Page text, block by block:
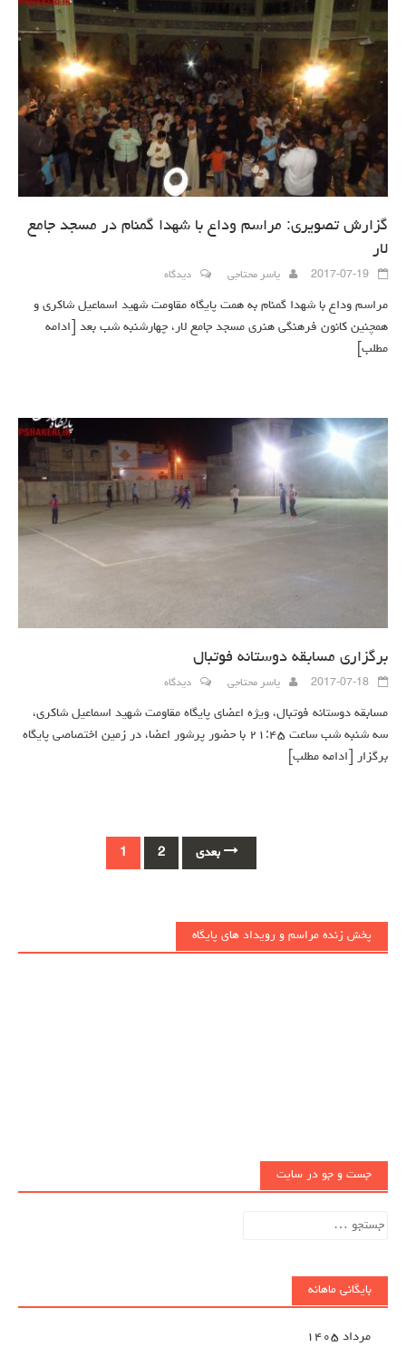
گزارش تصویری: مراسم وداع با شهدا گمنام در مسجد جامع
لار
2017-07-19 یاسر محتاجی دیدگاه
مراسم وداع با شهدا گمنام به همت پایگاه مقاومت شهید اسماعیل شاکری و
همچنین کانون فرهنگی هنری مسجد جامع لار، چهارشنبه شب بعد
[ادامه
مطلب]
برگزاری مسابقه دوستانه فوتبال
2017-07-18 یاسر محتاجی دیدگاه
مسابقه دوستانه فوتبال، ویژه اعضای پایگاه مقاومت شهید اسماعیل شاکری،
سه شنبه شب ساعت ۲۱:۴۵ با حضور پرشور اعضا، در زمین اختصاصی پایگاه
برگزار
[ادامه مطلب]
1 2
پخش زنده مراسم و رویداد های پایگاه
جست و جو در سایت
جستجو
بایگانی ماهانه
مرداد ۱۴۰۵